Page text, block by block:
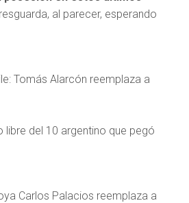
al parecer, esperando
Tomás Alarcón reemplaza a
libre del 10 argentino que pegó
Carlos Palacios reemplaza a